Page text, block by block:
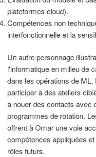
plateformes cloud).
Compétences non
interfonctionnelle et la
Un autre personnage
l'informatique en milieu de
dans les opérations de
participer à des ateliers
à nouer des contacts avec
programmes de rotation.
offrent à Omar une voie
compétences appliquées
rôles futurs.